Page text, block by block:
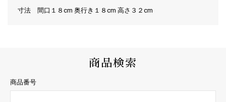
商品検索
商品番号
寸法 間口１８cm 奥行き１８cm 高さ３２cm